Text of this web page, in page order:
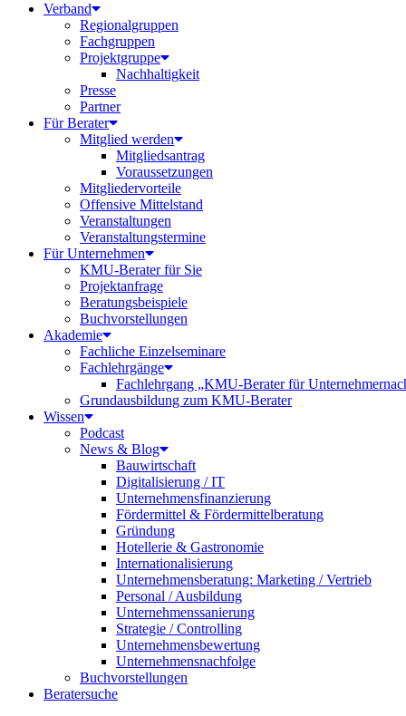
Verband
Regionalgruppen
Fachgruppen
Projektgruppe
Nachhaltigkeit
Presse
Partner
Für Berater
Mitglied werden
Mitgliedsantrag
Voraussetzungen
Mitgliedervorteile
Offensive Mittelstand
Veranstaltungen
Veranstaltungstermine
Für Unternehmen
KMU-Berater für Sie
Projektanfrage
Beratungsbeispiele
Buchvorstellungen
Akademie
Fachliche Einzelseminare
Fachlehrgänge
Fachlehrgang „KMU-Berater für
Grundausbildung zum KMU-Berater
Wissen
Podcast
News & Blog
Bauwirtschaft
Digitalisierung / IT
Unternehmensfinanzierung
Fördermittel & Fördermittelberatung
Gründung
Hotellerie & Gastronomie
Internationalisierung
Unternehmensberatung: Marketing / Vertrieb
Personal / Ausbildung
Unternehmenssanierung
Strategie / Controlling
Unternehmensbewertung
Unternehmensnachfolge
Buchvorstellungen
Beratersuche